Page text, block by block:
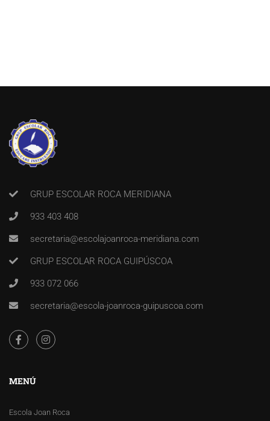
GRUP ESCOLAR ROCA MERIDIANA
933 403 408
secretaria@escolajoanroca-meridiana.com
GRUP ESCOLAR ROCA GUIPÚSCOA
933 072 066
secretaria@escola-joanroca-guipuscoa.com
MENÚ
Escola Joan Roca